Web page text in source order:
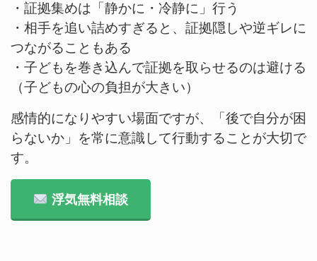
・証拠集めは「静かに・冷静に」行う
・相手を追い詰めすぎると、証拠隠しや逆ギレに
つながることもある
・子どもを巻き込んで証拠を取らせるのは避ける
（子どもの心の負担が大きい）
感情的になりやすい場面ですが、「後で自分が困
らないか」を常に意識して行動することが大切で
す。
浮気無料相談